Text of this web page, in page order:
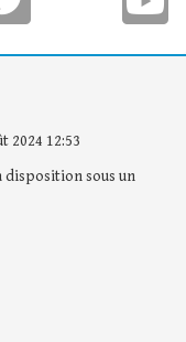
2024 12:53
disposition sous un